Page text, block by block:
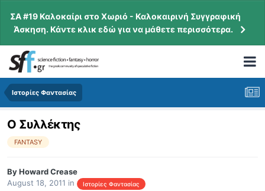
ΣΑ #19 Καλοκαίρι στο Χωριό - Καλοκαιρινή Συγγραφική
Άσκηση. Κάντε κλικ εδώ για να μάθετε περισσότερα.
Ιστορίες Φαντασίας
O Συλλέκτης
FANTASY
ByHoward Crease
August 18, 2011 in Ιστορίες Φαντασίας